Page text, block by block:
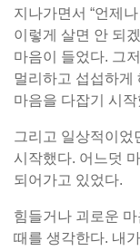
지나가면서 “언제
이렇게 살면 안 되
마음이 들었다. 그
멀리하고 섭섭하게
마음을 다잡기 시작
그리고 일상적이었
시작했다. 어느덧
되어가고 있었다.
힘들거나 괴로운
때를 생각한다. 내